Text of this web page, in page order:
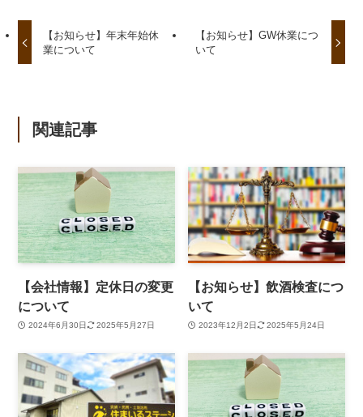
【お知らせ】年末年始休
業について
【お知らせ】GW休業につ
いて
関連記事
【会社情報】定休日の変更
について
2024年6月30日 2025年5月27日
【お知らせ】飲酒検査につ
いて
2023年12月2日 2025年5月24日